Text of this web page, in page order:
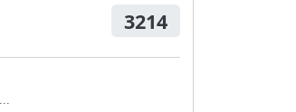
3214